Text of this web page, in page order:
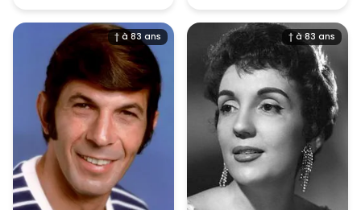
† à 83 ans † à 83 ans